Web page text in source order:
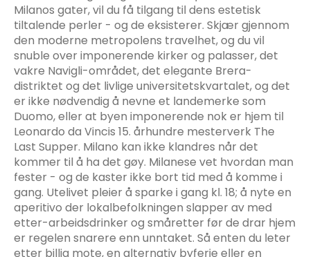
Milanos gater, vil du få tilgang til dens estetisk
tiltalende perler - og de eksisterer. Skjær gjennom
den moderne metropolens travelhet, og du vil
snuble over imponerende kirker og palasser, det
vakre Navigli-området, det elegante Brera-
distriktet og det livlige universitetskvartalet, og det
er ikke nødvendig å nevne et landemerke som
Duomo, eller at byen imponerende nok er hjem til
Leonardo da Vincis 15. århundre mesterverk The
Last Supper. Milano kan ikke klandres når det
kommer til å ha det gøy. Milanese vet hvordan man
fester - og de kaster ikke bort tid med å komme i
gang. Utelivet pleier å sparke i gang kl. 18; å nyte en
aperitivo der lokalbefolkningen slapper av med
etter-arbeidsdrinker og småretter før de drar hjem
er regelen snarere enn unntaket. Så enten du leter
etter billig mote, en alternativ byferie eller en